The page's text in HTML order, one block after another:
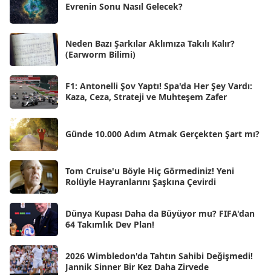
Tem 2025
Haz 2025
May 2025 [54]
Nis 2025 [56]
Mar 2025
Şub 2025
Oca 2025
Ara 2024 [25]
Kas 2024
Eki 2024 [46]
Eyl 2024
Ağu 2024 [10]
Evrenin Sonu Nasıl Gelecek?
Neden Bazı Şarkılar Aklımıza Takılı Kalır?
(Earworm Bilimi)
F1: Antonelli Şov Yaptı! Spa'da Her Şey Vardı:
Kaza, Ceza, Strateji ve Muhteşem Zafer
Günde 10.000 Adım Atmak Gerçekten Şart mı?
Tom Cruise'u Böyle Hiç Görmediniz! Yeni
Rolüyle Hayranlarını Şaşkına Çevirdi
Dünya Kupası Daha da Büyüyor mu? FIFA'dan
64 Takımlık Dev Plan!
2026 Wimbledon'da Tahtın Sahibi Değişmedi!
Jannik Sinner Bir Kez Daha Zirvede